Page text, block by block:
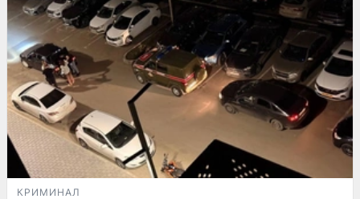
КРИМИНАЛ